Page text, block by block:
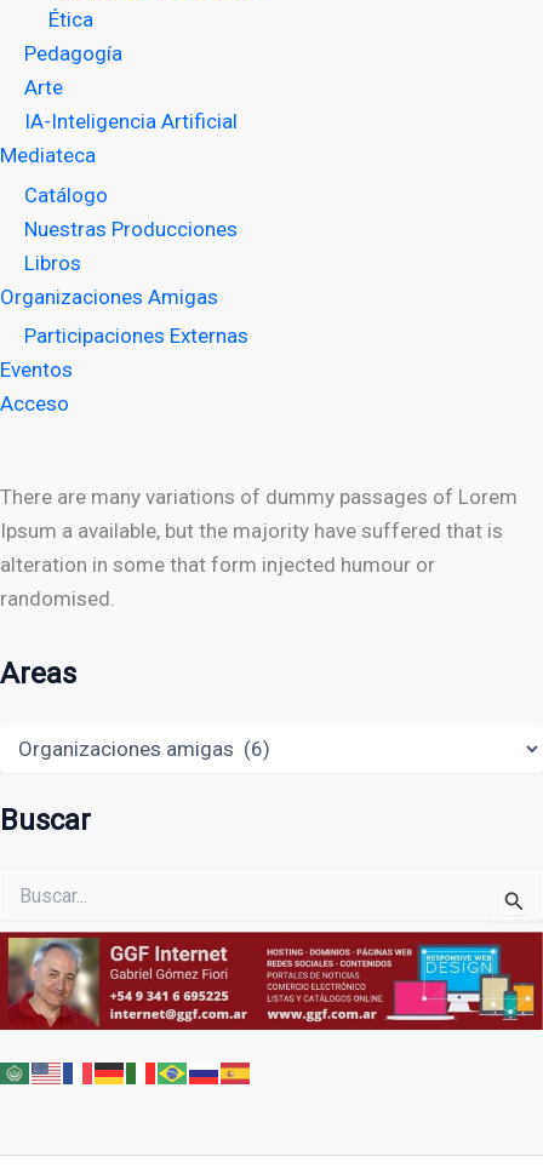
Ética
Pedagogía
Arte
IA-Inteligencia Artificial
Mediateca
Catálogo
Nuestras Producciones
Libros
Organizaciones Amigas
Participaciones Externas
Eventos
Acceso
There are many variations of dummy passages of Lorem
Ipsum a available, but the majority have suffered that is
alteration in some that form injected humour or
randomised.
Areas
Buscar
por: